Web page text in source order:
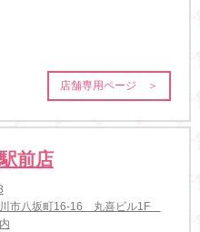
店舗専用ページ ＞
前店
川市八坂町16-16 丸喜ビル1F